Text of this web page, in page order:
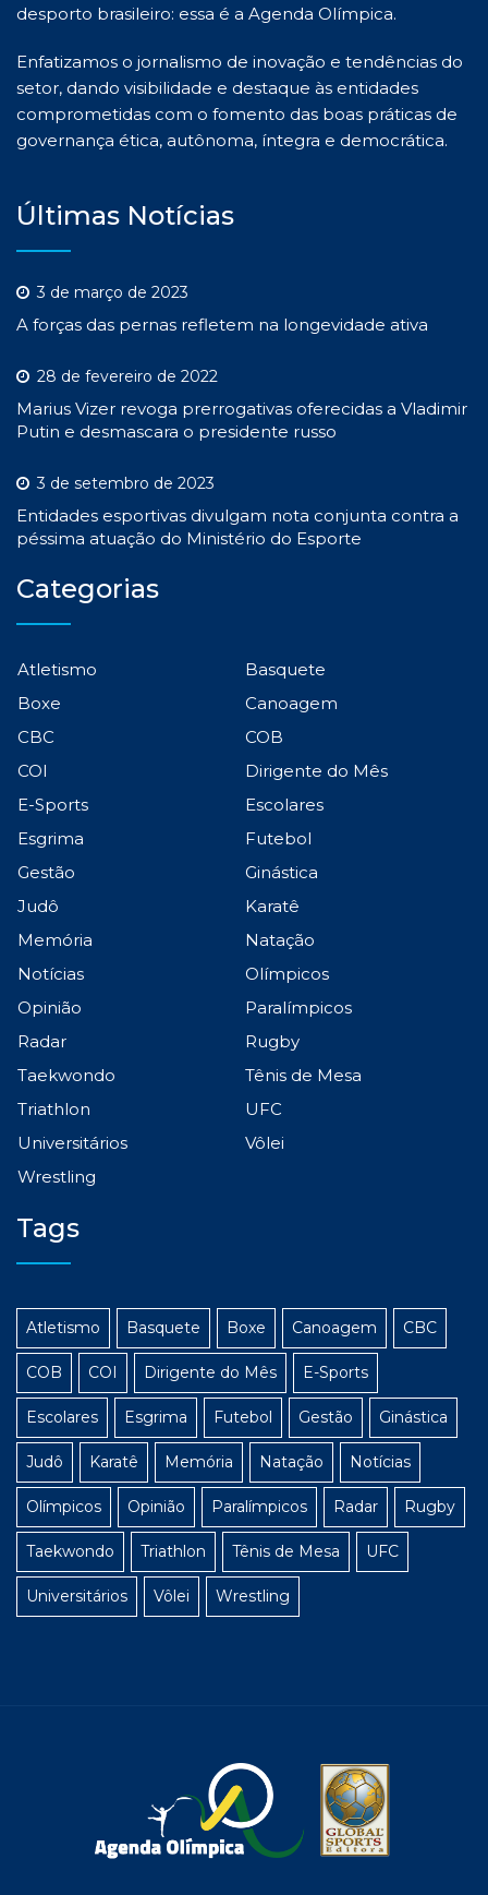
desporto brasileiro: essa é a Agenda Olímpica.
Enfatizamos o jornalismo de inovação e tendências do
setor, dando visibilidade e destaque às entidades
comprometidas com o fomento das boas práticas de
governança ética, autônoma, íntegra e democrática.
Últimas Notícias
3 de março de 2023
A forças das pernas refletem na longevidade ativa
28 de fevereiro de 2022
Marius Vizer revoga prerrogativas oferecidas a Vladimir
Putin e desmascara o presidente russo
3 de setembro de 2023
Entidades esportivas divulgam nota conjunta contra a
péssima atuação do Ministério do Esporte
Categorias
Atletismo
Basquete
Boxe
Canoagem
CBC
COB
COI
Dirigente do Mês
E-Sports
Escolares
Esgrima
Futebol
Gestão
Ginástica
Judô
Karatê
Memória
Natação
Notícias
Olímpicos
Opinião
Paralímpicos
Radar
Rugby
Taekwondo
Tênis de Mesa
Triathlon
UFC
Universitários
Vôlei
Wrestling
Tags
Atletismo Basquete Boxe Canoagem CBC
COB COI Dirigente do Mês E-Sports
Escolares Esgrima Futebol Gestão Ginástica
Judô Karatê Memória Natação Notícias
Olímpicos Opinião Paralímpicos Radar Rugby
Taekwondo Triathlon Tênis de Mesa UFC
Universitários Vôlei Wrestling